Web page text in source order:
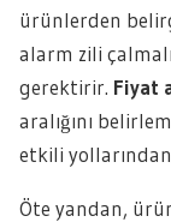
ürünlerden
alarm zili
gerektirir. Fiyat
aralığını
etkili
Öte yandan,